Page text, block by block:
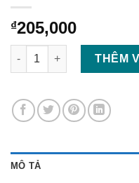
₫205,000
Gạch 60×60 bóng kiếng
THÊM
MÔ TẢ